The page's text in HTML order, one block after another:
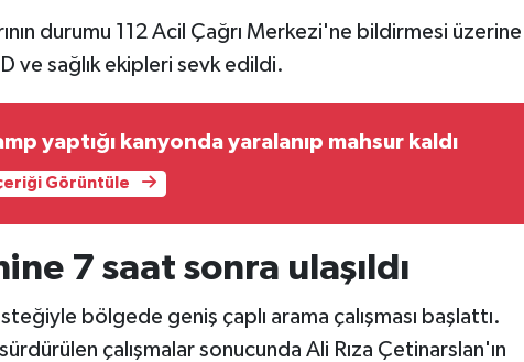
durumu 112 Acil Çağrı Merkezi'ne bildirmesi üzerine
ve sağlık ekipleri sevk edildi.
yaptığı kanyonda yaralanıp mahsur kaldı
Görüntüle
7 saat sonra ulaşıldı
bölgede geniş çaplı arama çalışması başlattı.
çalışmalar sonucunda Ali Rıza Çetinarslan'ın